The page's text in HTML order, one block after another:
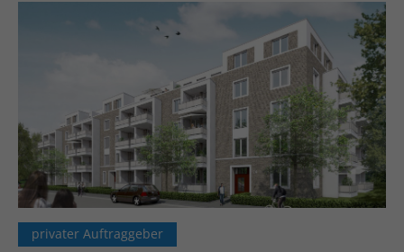
privater Auftraggeber